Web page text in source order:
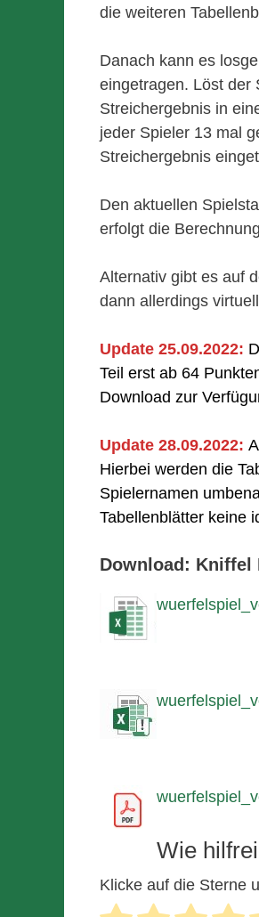
die weiteren
Danach kann es
eingetragen. Löst der
Streichergebnis in
jeder Spieler 13 mal
Streichergebnis
Den aktuellen
erfolgt die
Alternativ gibt es auf
dann allerdings
Update 25.09.2022:
Teil erst ab 64
Download zur
Update 28.09.2022:
Hierbei werden die
Spielernamen
Tabellenblätter keine
Download: Kniffel
Wie
Klicke auf die Sterne